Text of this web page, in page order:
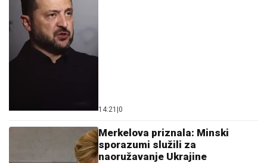
14:21 |0
Merkelova priznala: Minski
sporazumi služili za
naoružavanje Ukrajine